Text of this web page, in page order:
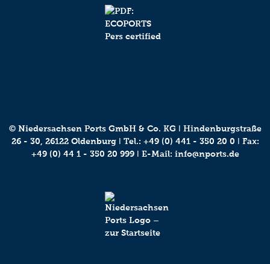
© Niedersachsen Ports GmbH & Co. KG ǀ Hindenburgstraße
26 - 30, 26122 Oldenburg ǀ Tel.: +49 (0) 441 - 350 20 0 ǀ Fax:
+49 (0) 44 1 - 350 20 999 ǀ E-Mail: info@nports.de